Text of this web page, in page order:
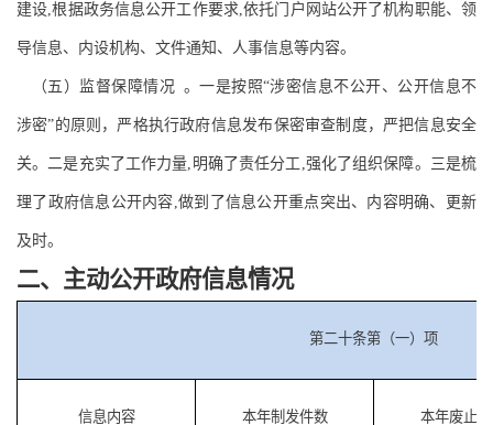
建设,根据政务信息公开工作要求,依托门户网站公开了机构职能、领
导信息、内设机构、文件通知、人事信息等内容。
（五）监督保障情况 。一是按照“涉密信息不公开、公开信息不
涉密”的原则，严格执行政府信息发布保密审查制度，严把信息安全
关。二是充实了工作力量,明确了责任分工,强化了组织保障。三是梳
理了政府信息公开内容,做到了信息公开重点突出、内容明确、更新
及时。
二、主动公开政府信息情况
第二十条第（一）项
信息内容 本年制发件数 本年废止